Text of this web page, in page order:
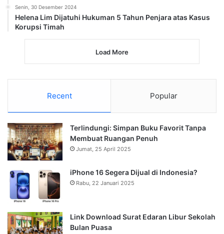
Senin, 30 Desember 2024
Helena Lim Dijatuhi Hukuman 5 Tahun Penjara atas Kasus
Korupsi Timah
Load More
Recent Popular
Terlindungi: Simpan Buku Favorit Tanpa
Membuat Ruangan Penuh
Jumat, 25 April 2025
iPhone 16 Segera Dijual di Indonesia?
Rabu, 22 Januari 2025
Link Download Surat Edaran Libur Sekolah
Bulan Puasa